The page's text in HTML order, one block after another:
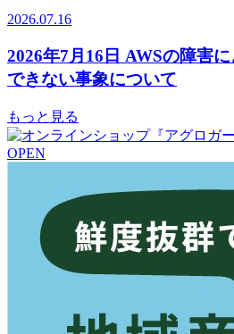
2026.07.16
2026年7月16日 AWSの障害
できない事象について
もっと見る